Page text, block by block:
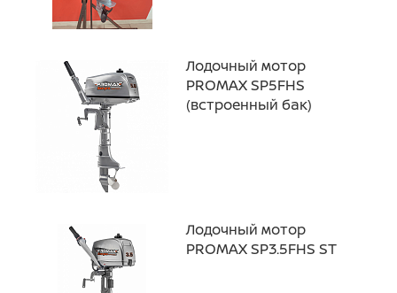
Лодочный мотор
PROMAX SP5FHS
(встроенный бак)
Лодочный мотор
PROMAX SP3.5FHS ST